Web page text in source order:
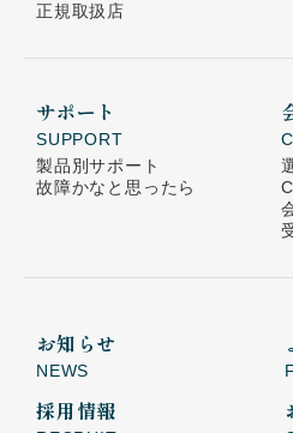
正規取扱店
サポート
SUPPORT
製品別サポート
故障かなと思ったら
お知らせ
NEWS
採用情報